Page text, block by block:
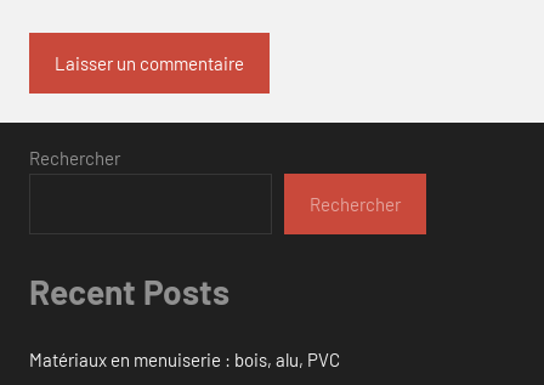
Rechercher
Rechercher
Recent Posts
Matériaux en menuiserie : bois, alu, PVC